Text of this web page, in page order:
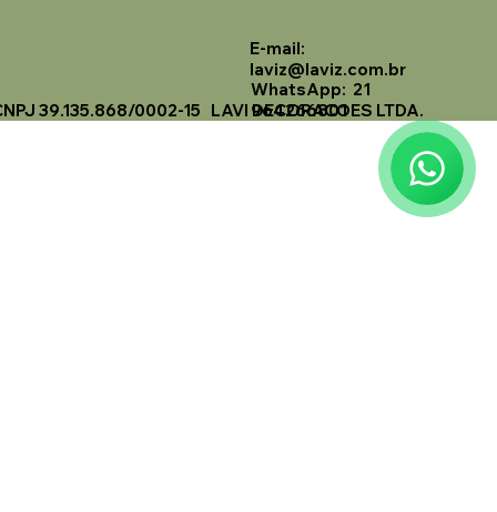
E-mail:
laviz@laviz.com.br
WhatsApp: 21
964266801
39.135.868/0002-15 LAVI DECORACOES LTDA.
🗓️ Opening Hours: Mon-Fri 9:00 - 16:00
Laviz Home Decor